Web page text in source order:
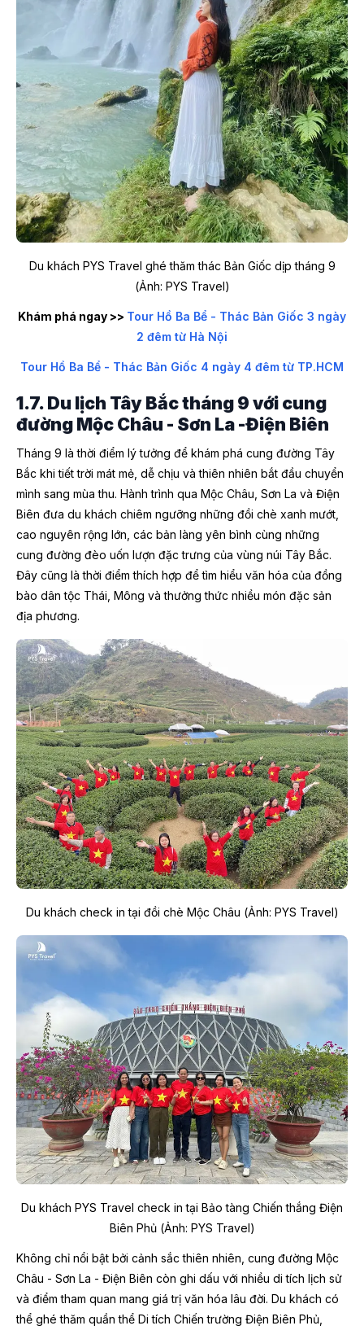
Du khách PYS Travel ghé thăm thác Bản Giốc dịp tháng 9
(Ảnh: PYS Travel)
Khám phá ngay >> Tour Hồ Ba Bể - Thác Bản Giốc 3 ngày
2 đêm từ Hà Nội
Tour Hồ Ba Bể - Thác Bản Giốc 4 ngày 4 đêm từ TP.HCM
1.7. Du lịch Tây Bắc tháng 9 với cung
đường Mộc Châu - Sơn La -Điện Biên
Tháng 9 là thời điểm lý tưởng để khám phá cung đường Tây
Bắc khi tiết trời mát mẻ, dễ chịu và thiên nhiên bắt đầu chuyển
mình sang mùa thu. Hành trình qua Mộc Châu, Sơn La và Điện
Biên đưa du khách chiêm ngưỡng những đồi chè xanh mướt,
cao nguyên rộng lớn, các bản làng yên bình cùng những
cung đường đèo uốn lượn đặc trưng của vùng núi Tây Bắc.
Đây cũng là thời điểm thích hợp để tìm hiểu văn hóa của đồng
bào dân tộc Thái, Mông và thưởng thức nhiều món đặc sản
địa phương.
Du khách check in tại đồi chè Mộc Châu (Ảnh: PYS Travel)
Du khách PYS Travel check in tại Bảo tàng Chiến thắng Điện
Biên Phủ (Ảnh: PYS Travel)
Không chỉ nổi bật bởi cảnh sắc thiên nhiên, cung đường Mộc
Châu - Sơn La - Điện Biên còn ghi dấu với nhiều di tích lịch sử
và điểm tham quan mang giá trị văn hóa lâu đời. Du khách có
thể ghé thăm quần thể Di tích Chiến trường Điện Biên Phủ,